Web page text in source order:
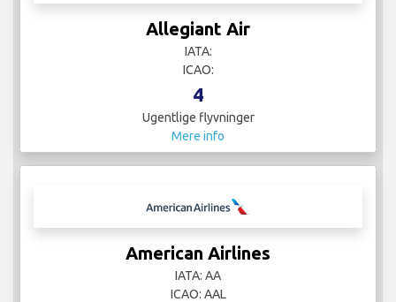
Allegiant Air
IATA:
ICAO:
4
Ugentlige flyvninger
Mere info
American Airlines
IATA: AA
ICAO: AAL